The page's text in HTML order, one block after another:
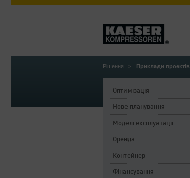
Рішення Приклади проектів
Оптимізація
Нове планування
Моделі експлуатації
Оренда
Контейнер
Фінансування